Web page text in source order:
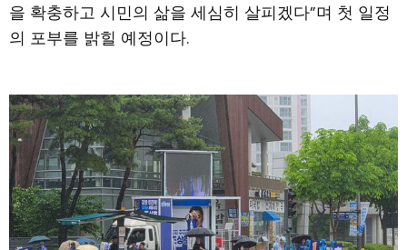
을 확충하고 시민의 삶을 세심히 살피겠다”며 첫 일정
의 포부를 밝힐 예정이다.